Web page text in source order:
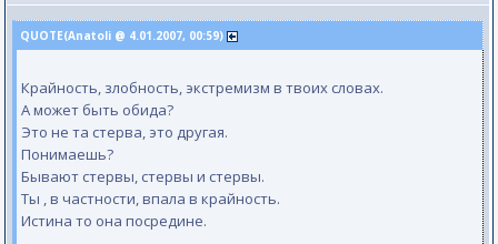
QUOTE(Anatoli @ 4.01.2007, 00:59)
Крайность, злобность, экстремизм в твоих словах.
А может быть обида?
Это не та стерва, это другая.
Понимаешь?
Бывают стервы, стервы и стервы.
Ты , в частности, впала в крайность.
Истина то она посредине.